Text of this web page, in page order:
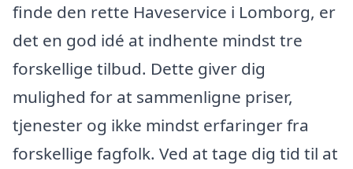
finde den rette Haveservice i Lomborg, er
det en god idé at indhente mindst tre
forskellige tilbud. Dette giver dig
mulighed for at sammenligne priser,
tjenester og ikke mindst erfaringer fra
forskellige fagfolk. Ved at tage dig tid til at